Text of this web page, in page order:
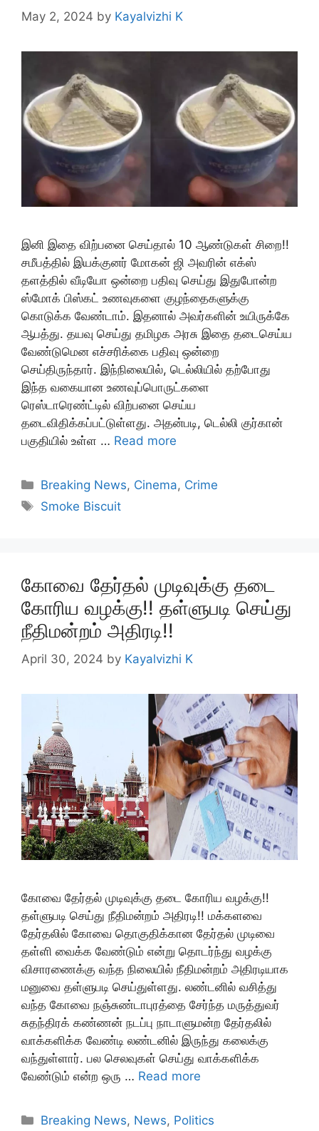
May 2, 2024 by Kayalvizhi K
இனி இதை விற்பனை செய்தால் 10 ஆண்டுகள் சிறை!!
சமீபத்தில் இயக்குனர் மோகன் ஜி அவரின் எக்ஸ்
தளத்தில் வீடியோ ஒன்றை பதிவு செய்து இதுபோன்ற
ஸ்மோக் பிஸ்கட் உணவுகளை குழந்தைகளுக்கு
கொடுக்க வேண்டாம். இதனால் அவர்களின் உயிருக்கே
ஆபத்து. தயவு செய்து தமிழக அரசு இதை தடைசெய்ய
வேண்டுமென எச்சரிக்கை பதிவு ஒன்றை
செய்திருந்தார். இந்நிலையில், டெல்லியில் தற்போது
இந்த வகையான உணவுப்பொருட்களை
ரெஸ்டாரெண்ட்டில் விற்பனை செய்ய
தடைவிதிக்கப்பட்டுள்ளது. அதன்படி, டெல்லி குர்கான்
பகுதியில் உள்ள … Read more
Categories
Breaking News, Cinema, Crime
Tags
Smoke Biscuit
கோவை தேர்தல் முடிவுக்கு தடை
கோரிய வழக்கு!! தள்ளுபடி செய்து
நீதிமன்றம் அதிரடி!!
April 30, 2024 by Kayalvizhi K
கோவை தேர்தல் முடிவுக்கு தடை கோரிய வழக்கு!!
தள்ளுபடி செய்து நீதிமன்றம் அதிரடி!! மக்களவை
தேர்தலில் கோவை தொகுதிக்கான தேர்தல் முடிவை
தள்ளி வைக்க வேண்டும் என்று தொடர்ந்து வழக்கு
விசாரணைக்கு வந்த நிலையில் நீதிமன்றம் அதிரடியாக
மனுவை தள்ளுபடி செய்துள்ளது. லண்டனில் வசித்து
வந்த கோவை நஞ்சுண்டாபுரத்தை சேர்ந்த மருத்துவர்
சுதந்திரக் கண்ணன் நடப்பு நாடாளுமன்ற தேர்தலில்
வாக்களிக்க வேண்டி லண்டனில் இருந்து கலைக்கு
வந்துள்ளார். பல செலவுகள் செய்து வாக்களிக்க
வேண்டும் என்ற ஒரு … Read more
Categories
Breaking News, News, Politics